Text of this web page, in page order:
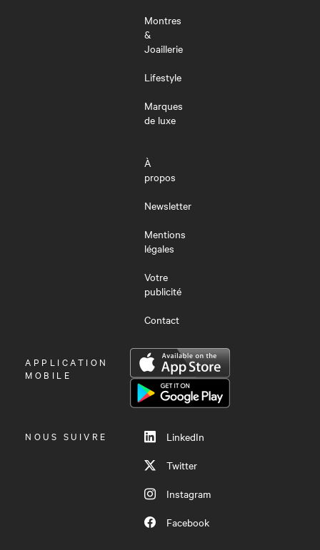
Montres
&
Joaillerie
Lifestyle
Marques
de luxe
À
propos
Newsletter
Mentions
légales
Votre
publicité
Contact
OUVRIR
LE
APPLICATION
MOBILE
NOUS SUIVRE
LinkedIn
Twitter
Instagram
Facebook